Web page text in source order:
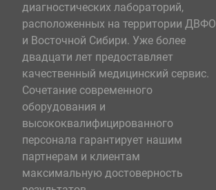
диагностических лабораторий,
расположенных на территории ДВФО
и Восточной Сибири. Уже более
двадцати лет предоставляет
качественный медицинский сервис.
Сочетание современного
оборудования и
высококвалифицированного
персонала гарантирует нашим
партнерам и клиентам
максимальную достоверность